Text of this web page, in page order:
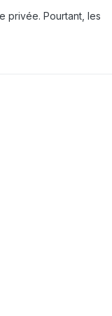
privée. Pourtant, les